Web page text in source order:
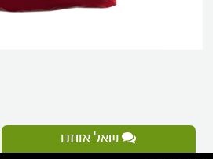
שאל אותנו